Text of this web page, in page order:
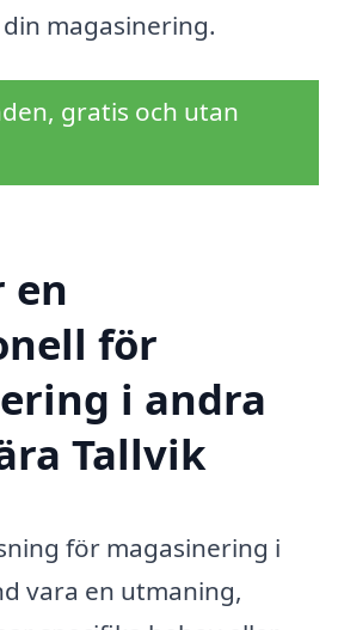
magasinering.
gratis och utan
en
för
i andra
Tallvik
för magasinering i
vara en utmaning,